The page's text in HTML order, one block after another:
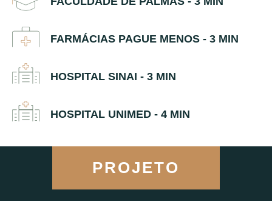
FARMÁCIAS PAGUE MENOS - 3 MIN
HOSPITAL SINAI - 3 MIN
HOSPITAL UNIMED - 4 MIN
PROJETO